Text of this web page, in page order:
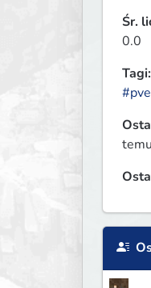
Śr.
0.0
Tagi:
#pve
temu